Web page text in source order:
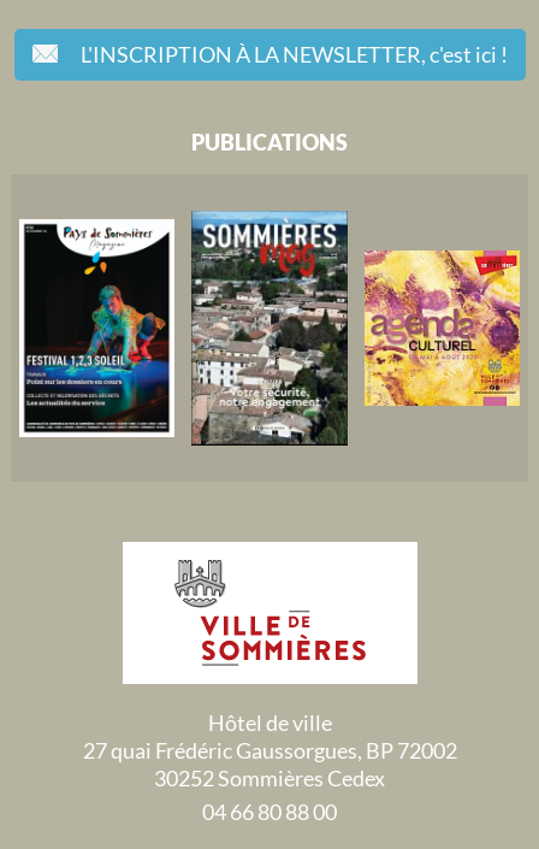
L'INSCRIPTION À LA NEWSLETTER,c'est ici !
PUBLICATIONS
Hôtel de ville
27 quai Frédéric Gaussorgues, BP 72002
30252 Sommières Cedex
04 66 80 88 00